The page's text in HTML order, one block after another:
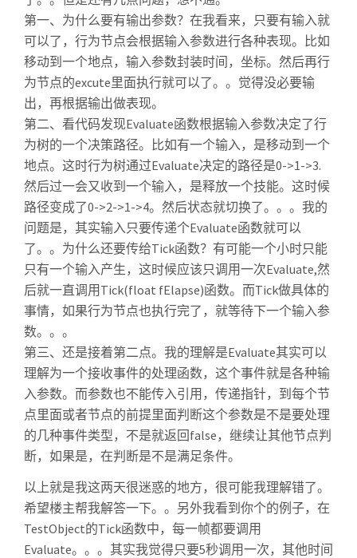
第一、为什么要有输出参数？在我看来，只要有输入就
可以了，行为节点会根据输入参数进行各种表现。比如
移动到一个地点，输入参数封装时间，坐标。然后再行
为节点的excute里面执行就可以了。。觉得没必要输
出，再根据输出做表现。
第二、看代码发现Evaluate函数根据输入参数决定了行
为树的一个决策路径。比如有一个输入，是移动到一个
地点。这时行为树通过Evaluate决定的路径是0->1->3.
然后过一会又收到一个输入，是释放一个技能。这时候
路径变成了0->2->1->4。然后状态就切换了。。。我的
问题是，其实输入只要传递个Evaluate函数就可以
了。。为什么还要传给Tick函数？有可能一个小时只能
只有一个输入产生，这时候应该只调用一次Evaluate,然
后就一直调用Tick(float fElapse)函数。而Tick做具体的
事情，如果行为节点也执行完了，就等待下一个输入参
数。。。
第三、还是接着第二点。我的理解是Evaluate其实可以
理解为一个接收事件的处理函数，这个事件就是各种输
入参数。而参数也不能传入引用，传递指针，到每个节
点里面或者节点的前提里面判断这个参数是不是要处理
的几种事件类型，不是就返回false，继续让其他节点判
断，如果是，在判断是不是满足条件。
以上就是我这两天很迷惑的地方，很可能我理解错了。
希望楼主帮我解答一下。。另外我看到你个的例子，在
TestObject的Tick函数中，每一帧都要调用
Evaluate。。。其实我觉得只要5秒调用一次，其他时间